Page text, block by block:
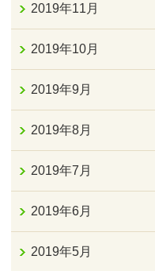
2019年11月
2019年10月
2019年9月
2019年8月
2019年7月
2019年6月
2019年5月